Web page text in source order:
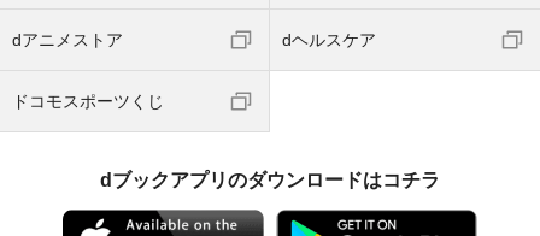
dアニメストア dヘルスケア
ドコモスポーツくじ
dブックアプリのダウンロードはコチラ